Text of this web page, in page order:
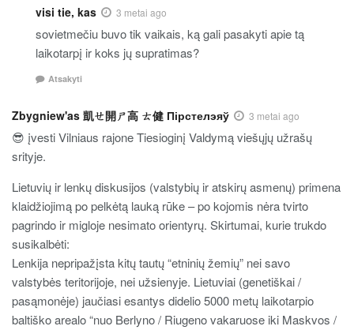
visi tie, kas 3 metai ago
sovietmečiu buvo tik vaikais, ką gali pasakyti apie tą
laikotarpį ir koks jų supratimas?
Atsakyti
Zbygniew'as 凱ㄝ開ㄕ高 ㄊ健 Пірстелэяў 3 metai ago
😎 įvesti Vilniaus rajone Tiesioginį Valdymą viešųjų užrašų
srityje.
Lietuvių ir lenkų diskusijos (valstybių ir atskirų asmenų) primena
klaidžiojimą po pelkėtą lauką rūke – po kojomis nėra tvirto
pagrindo ir migloje nesimato orientyrų. Skirtumai, kurie trukdo
susikalbėti:
Lenkija nepripažįsta kitų tautų “etninių žemių” nei savo
valstybės teritorijoje, nei užsienyje. Lietuviai (genetiškai /
pasąmonėje) jaučiasi esantys didelio 5000 metų laikotarpio
baltiško arealo “nuo Berlyno / Riugeno vakaruose iki Maskvos /